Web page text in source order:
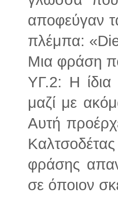
αποφεύγαν
πλέμπα:
Μια φράση
ΥΓ.2: Η
μαζί με
Αυτή
φράσης
σε όποιον